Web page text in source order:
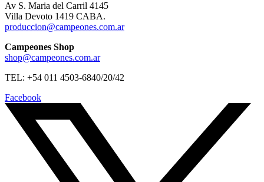
Av S. Maria del Carril 4145
Villa Devoto 1419 CABA.
produccion@campeones.com.ar
Campeones Shop
shop@campeones.com.ar
TEL: +54 011 4503-6840/20/42
Facebook